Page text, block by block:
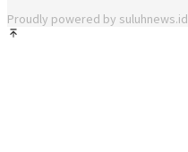
Proudly powered by suluhnews.id